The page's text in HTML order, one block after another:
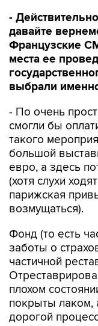
-
давайте
Французские
места ее
выбрали
- По очень
смогли бы
такого
большой
евро, а здесь
(хотя слухи
парижская
возмущаться).
Фонд (то есть
заботы о
частичной
плохом
покрыты лаком,
дорогой